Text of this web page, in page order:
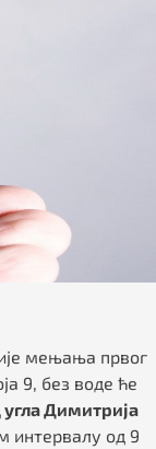
мењања првог
9, без воде ће
угла Димитрија
интервалу од 9